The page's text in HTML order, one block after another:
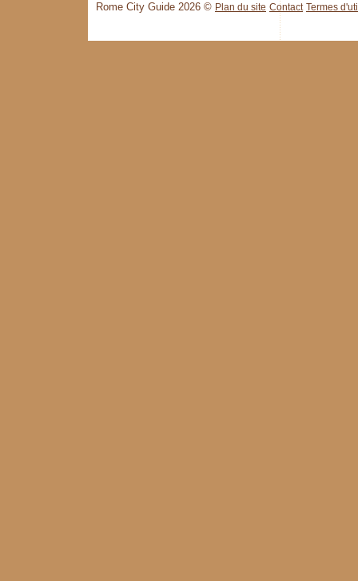
Rome City Guide 2026 © Plan du site Contact Termes